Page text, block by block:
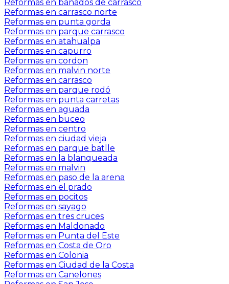
Reformas en bañados de carrasco
Reformas en carrasco norte
Reformas en punta gorda
Reformas en parque carrasco
Reformas en atahualpa
Reformas en capurro
Reformas en cordon
Reformas en malvin norte
Reformas en carrasco
Reformas en parque rodó
Reformas en punta carretas
Reformas en aguada
Reformas en buceo
Reformas en centro
Reformas en ciudad vieja
Reformas en parque batlle
Reformas en la blanqueada
Reformas en malvin
Reformas en paso de la arena
Reformas en el prado
Reformas en pocitos
Reformas en sayago
Reformas en tres cruces
Reformas en Maldonado
Reformas en Punta del Este
Reformas en Costa de Oro
Reformas en Colonia
Reformas en Ciudad de la Costa
Reformas en Canelones